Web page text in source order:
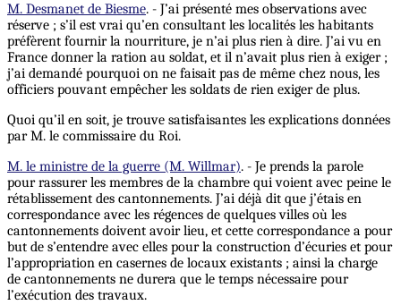
M. Desmanet de Biesme. - J’ai présenté mes observations avec
réserve ; s’il est vrai qu’en consultant les localités les habitants
préfèrent fournir la nourriture, je n’ai plus rien à dire. J’ai vu en
France donner la ration au soldat, et il n’avait plus rien à exiger ;
j’ai demandé pourquoi on ne faisait pas de même chez nous, les
officiers pouvant empêcher les soldats de rien exiger de plus.
Quoi qu’il en soit, je trouve satisfaisantes les explications données
par M. le commissaire du Roi.
M. le ministre de la guerre (M. Willmar). - Je prends la parole
pour rassurer les membres de la chambre qui voient avec peine le
rétablissement des cantonnements. J’ai déjà dit que j’étais en
correspondance avec les régences de quelques villes où les
cantonnements doivent avoir lieu, et cette correspondance a pour
but de s’entendre avec elles pour la construction d’écuries et pour
l’appropriation en casernes de locaux existants ; ainsi la charge
de cantonnements ne durera que le temps nécessaire pour
l’exécution des travaux.